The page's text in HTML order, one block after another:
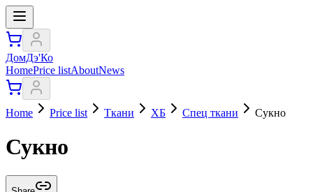
ДомДэ'Ко
HomePrice listAboutNews
Home Price list Ткани ХБ Спец ткани Сукно
Сукно